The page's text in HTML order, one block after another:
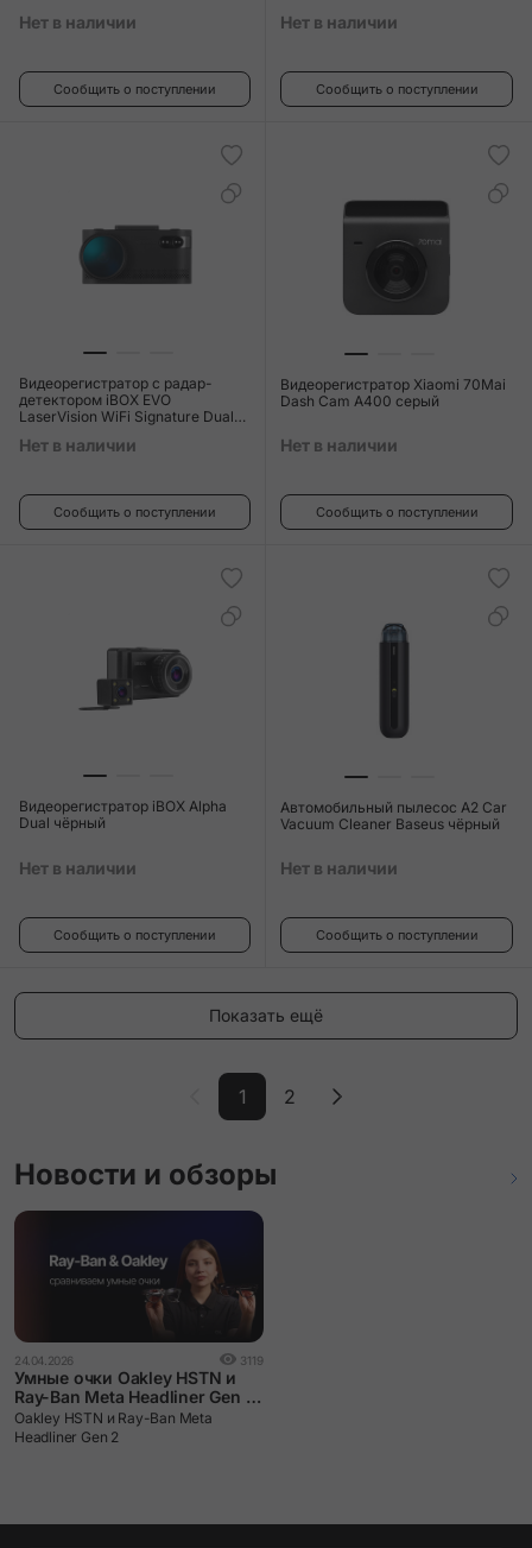
Нет в наличии
Сообщить о поступлении
Нет в наличии
Сообщить о поступлении
Видеорегистратор c радар-
детектором iBOX EVO
LaserVision WiFi Signature Dual
Нет в наличии
Сообщить о поступлении
Видеорегистратор Xiaomi 70Mai
Dash Cam A400 серый
Нет в наличии
Сообщить о поступлении
Видеорегистратор iBOX Alpha
Dual чёрный
Нет в наличии
Сообщить о поступлении
Автомобильный пылесос A2 Car
Vacuum Cleaner Baseus чёрный
Нет в наличии
Сообщить о поступлении
Показать ещё
1 2
Новости и обзоры
24.04.2026 3119
Умные очки Oakley HSTN и
Ray-Ban Meta Headliner Gen 2:
сравниваем и выбираем.
Oakley HSTN и Ray-Ban Meta
Headliner Gen 2